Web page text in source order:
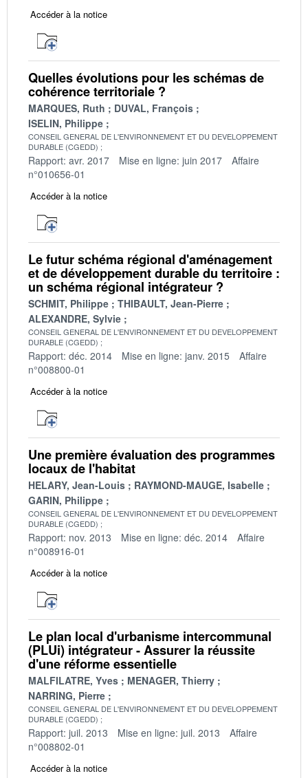
Accéder à la notice
Quelles évolutions pour les schémas de
cohérence territoriale ?
MARQUES, Ruth
DUVAL, François
ISELIN, Philippe
CONSEIL GENERAL DE L'ENVIRONNEMENT ET DU DEVELOPPEMENT
DURABLE (CGEDD)
Rapport: avr. 2017 Mise en ligne: juin 2017
Affaire
n°010656-01
Accéder à la notice
Le futur schéma régional d'aménagement
et de développement durable du territoire :
un schéma régional intégrateur ?
SCHMIT, Philippe
THIBAULT, Jean-Pierre
ALEXANDRE, Sylvie
CONSEIL GENERAL DE L'ENVIRONNEMENT ET DU DEVELOPPEMENT
DURABLE (CGEDD)
Rapport: déc. 2014 Mise en ligne: janv. 2015
Affaire
n°008800-01
Accéder à la notice
Une première évaluation des programmes
locaux de l'habitat
HELARY, Jean-Louis
RAYMOND-MAUGE, Isabelle
GARIN, Philippe
CONSEIL GENERAL DE L'ENVIRONNEMENT ET DU DEVELOPPEMENT
DURABLE (CGEDD)
Rapport: nov. 2013 Mise en ligne: déc. 2014
Affaire
n°008916-01
Accéder à la notice
Le plan local d'urbanisme intercommunal
(PLUi) intégrateur - Assurer la réussite
d'une réforme essentielle
MALFILATRE, Yves
MENAGER, Thierry
NARRING, Pierre
CONSEIL GENERAL DE L'ENVIRONNEMENT ET DU DEVELOPPEMENT
DURABLE (CGEDD)
Rapport: juil. 2013 Mise en ligne: juil. 2013
Affaire
n°008802-01
Accéder à la notice